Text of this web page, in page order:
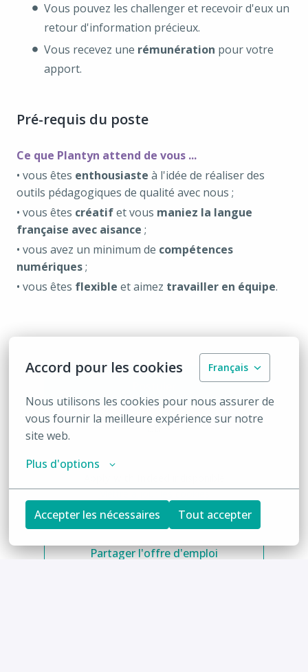
Accord pour les cookies Français
Nous utilisons les cookies pour nous assurer de
vous fournir la meilleure expérience sur notre
site web.
Plus d'options
Accepter les nécessaires Tout accepter
Vous pouvez les challenger et recevoir d'eux un
retour d'information précieux.
Vous recevez une rémunération pour votre
apport.
Pré-requis du poste
Ce que Plantyn attend de vous ...
• vous êtes enthousiaste à l'idée de réaliser des
outils pédagogiques de qualité avec nous ;
• vous êtes créatifet vous maniez la langue
française avec aisance ;
• vous avez un minimum de compétences
numériques;
• vous êtes flexible et aimez travailler en équipe.
Mettre à jour les cookies
Partager l'offre d'emploi